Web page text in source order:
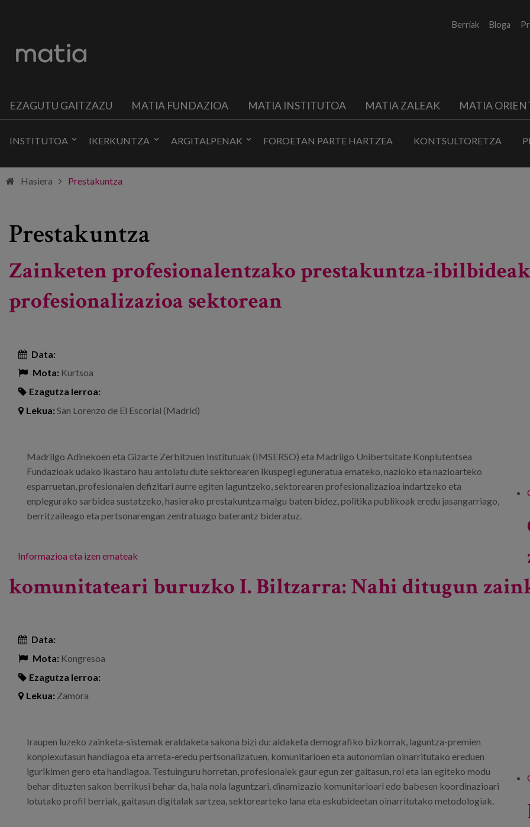
Berriak Bloga
EZAGUTU GAITZAZU MATIA FUNDAZIOA MATIA INSTITUTOA MATIA ZALEAK MATIA
INSTITUTOA IKERKUNTZA ARGITALPENAK FOROETAN PARTE HARTZEA KONTSULTORETZA
Hasiera Prestakuntza
Prestakuntza
Zainketen profesionalentzako prestakuntza-
profesionalizazioa sektorean
Data:
Mota: Kurtsoa
Ezagutza lerroa:
Lekua:San Lorenzo de El Escorial (Madrid)
Madrilgo Adinekoen eta Gizarte Zerbitzuen Institutuak (IMSERSO) eta Madrilgo Unibertsitate Konplutentsea
Fundazioak udako ikastaro hau antolatu dute sektorearen ikuspegi eguneratua emateko, nazioko eta nazioarteko
esparruetan, profesionalen defizitari aurre egiten laguntzeko, sektorearen profesionalizazioa indartzeko eta
enplegurako sarbidea sustatzeko, hasierako prestakuntza malgu baten bidez, politika publikoak eredu jasangarriago,
berritzaileago eta pertsonarengan zentratuago baterantz bideratuz.
Informazioa eta izen emateak
komunitateari buruzko I. Biltzarra: Nahi ditugun
Data:
Mota: Kongresoa
Ezagutza lerroa:
Lekua: Zamora
Iraupen luzeko zainketa-sistemak eraldaketa sakona bizi du: aldaketa demografiko bizkorrak, laguntza-premien
konplexutasun handiagoa eta arreta-eredu pertsonalizatuen, komunitarioen eta autonomian oinarritutako ereduen
igurikimen gero eta handiagoa. Testuinguru horretan, profesionalek gaur egun zer gaitasun, rol eta lan egiteko modu
behar dituzten sakon berrikusi behar da, hala nola laguntzari, dinamizazio komunitarioari edo babesen koordinazioari
lotutako profil berriak, gaitasun digitalak sartzea, sektorearteko lana eta eskubideetan oinarritutako metodologiak.